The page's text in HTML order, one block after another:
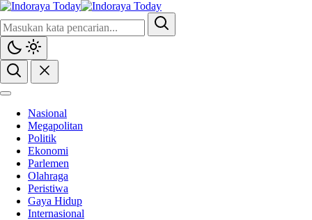
Nasional
Megapolitan
Politik
Ekonomi
Parlemen
Olahraga
Peristiwa
Gaya Hidup
Internasional